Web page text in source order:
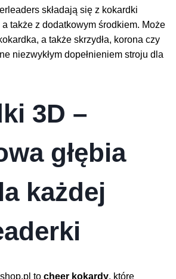
wybrać
na
stronie
produktu
składają się z kokardki
także z dodatkowym środkiem. Może
a także skrzydła, korona czy
niezwykłym dopełnieniem stroju dla
3D –
głębia
każdej
to cheer kokardy, które